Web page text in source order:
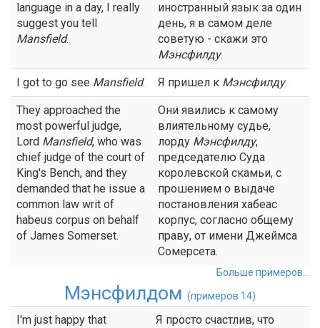
language in a day, I really
suggest you tell
Mansfield.
иностранный язык за один
день, я в самом деле
советую - скажи это
Мэнсфилду.
I got to go see Mansfield. Я пришел к Мэнсфилду.
They approached the
most powerful judge,
Lord Mansfield, who was
chief judge of the court of
King's Bench, and they
demanded that he issue a
common law writ of
habeus corpus on behalf
of James Somerset.
Они явились к самому
влиятельному судье,
лорду Мэнсфилду,
председателю Суда
королевской скамьи, с
прошением о выдаче
постановления хабеас
корпус, согласно общему
праву, от имени Джеймса
Сомерсета.
Больше примеров...
Мэнсфилдом (примеров 14)
I'm just happy that
Я просто счастлив, что